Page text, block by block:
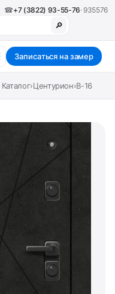
☎+7 (3822) 93-55-76· 935576
🔎
Записаться на замер
Каталог›Центурион›В-16